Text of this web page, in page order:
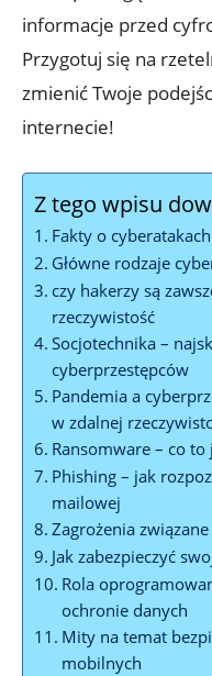
⁣informacje przed
⁢Przygotuj się na
zmienić Twoje
internecie!
Z tego wpisu
Fakty o
Główne rodzaje
czy hakerzy są
rzeczywistość
Socjotechnika –
cyberprzestępców
Pandemia a
w ⁢zdalnej
Ransomware – co⁣
Phishing – ​jak
mailowej
Zagrożenia
Jak zabezpieczyć
Rola‍
ochronie danych
Mity‌ na⁢ temat
mobilnych